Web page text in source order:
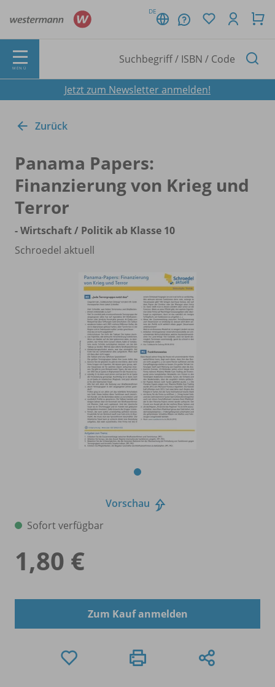
DE
MENÜ
Jetzt zum Newsletter anmelden!
Zurück
Panama Papers:
Finanzierung von Krieg und
Terror
- Wirtschaft / Politik ab Klasse 10
Schroedel aktuell
Vorschau
Sofort verfügbar
1,80 €
Zum Kauf anmelden